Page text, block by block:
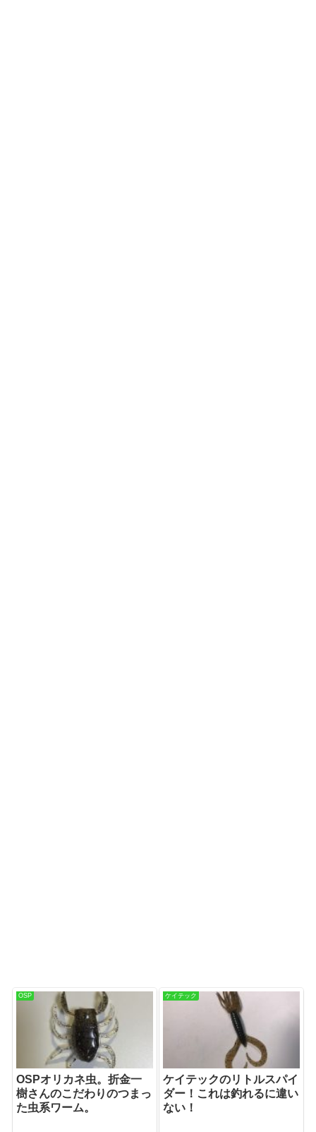
OSP
OSPオリカネ虫。折金一
樹さんのこだわりのつまっ
た虫系ワーム。
ケイテック
ケイテックのリトルスパイ
ダー！これは釣れるに違い
ない！